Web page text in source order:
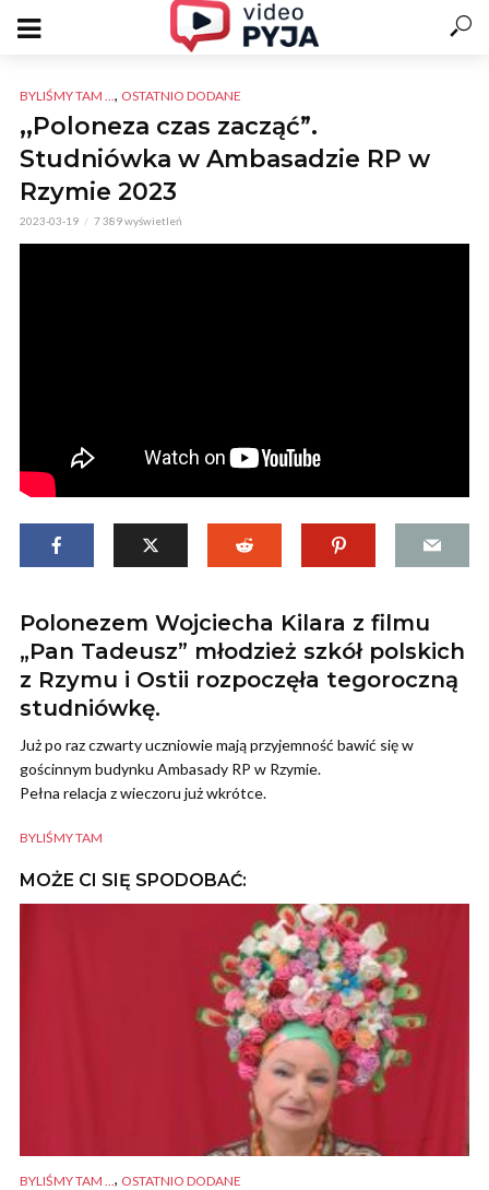
BYLIŚMY TAM ..., OSTATNIO DODANE
,,Poloneza czas zacząć”.
Studniówka w Ambasadzie RP w
Rzymie 2023
2023-03-19 7 389 wyświetleń
Polonezem Wojciecha Kilara z filmu
„Pan Tadeusz” młodzież szkół polskich
z Rzymu i Ostii rozpoczęła tegoroczną
studniówkę.
Już po raz czwarty uczniowie mają przyjemność bawić się w
gościnnym budynku Ambasady RP w Rzymie.
Pełna relacja z wieczoru już wkrótce.
BYLIŚMY TAM
MOŻE CI SIĘ SPODOBAĆ:
BYLIŚMY TAM ... , OSTATNIO DODANE